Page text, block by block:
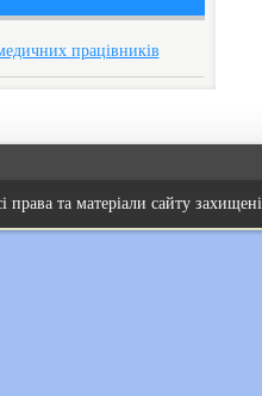
працівників
та матеріали сайту захищені